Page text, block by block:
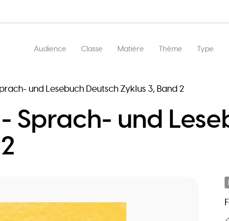
Main
Audience Classe Matière Thème Type
und Lesebuch Deutsch Zyklus 3, Band 2
Sprach- und